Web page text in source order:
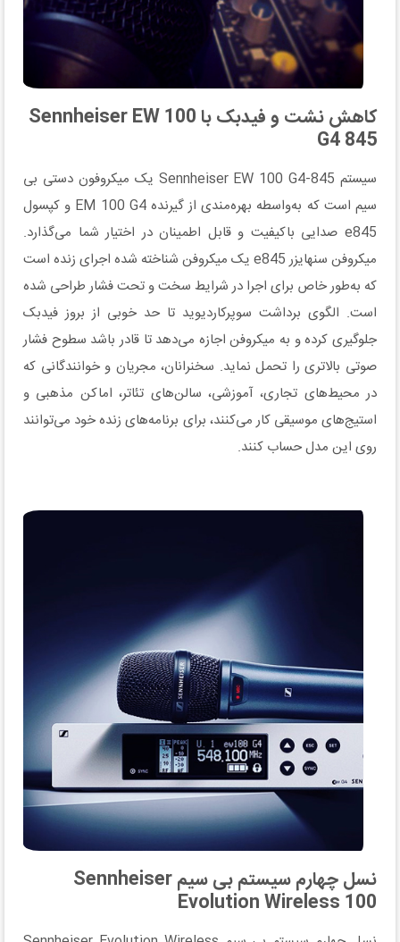
کاهش نشت و فیدبک با Sennheiser EW 100
G4 845
سیستم Sennheiser EW 100 G4-845 یک میکروفون دستی بی
سیم است که به‌واسطه بهره‌مندی از گیرنده EM 100 G4 و کپسول
e845 صدایی باکیفیت و قابل اطمینان در اختیار شما می‌گذارد.
میکروفن سنهایزر e845 یک میکروفن شناخته شده اجرای زنده است
که به‌طور خاص برای اجرا در شرایط سخت و تحت فشار طراحی شده
است. الگوی برداشت سوپرکاردیوید تا حد خوبی از بروز فیدبک
جلوگیری کرده و به میکروفن اجازه می‌دهد تا قادر باشد سطوح فشار
صوتی بالاتری را تحمل نماید. سخنرانان، مجریان و خوانندگانی که
در محیط‌های تجاری، آموزشی، سالن‌های تئاتر، اماکن مذهبی و
استیج‌های موسیقی کار می‌کنند، برای برنامه‌های زنده خود می‌توانند
روی این مدل حساب کنند.
نسل چهارم سیستم بی سیم Sennheiser
Evolution Wireless 100